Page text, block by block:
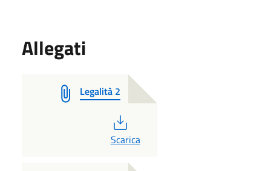
Allegati
Legalità 2
PDF
Scarica